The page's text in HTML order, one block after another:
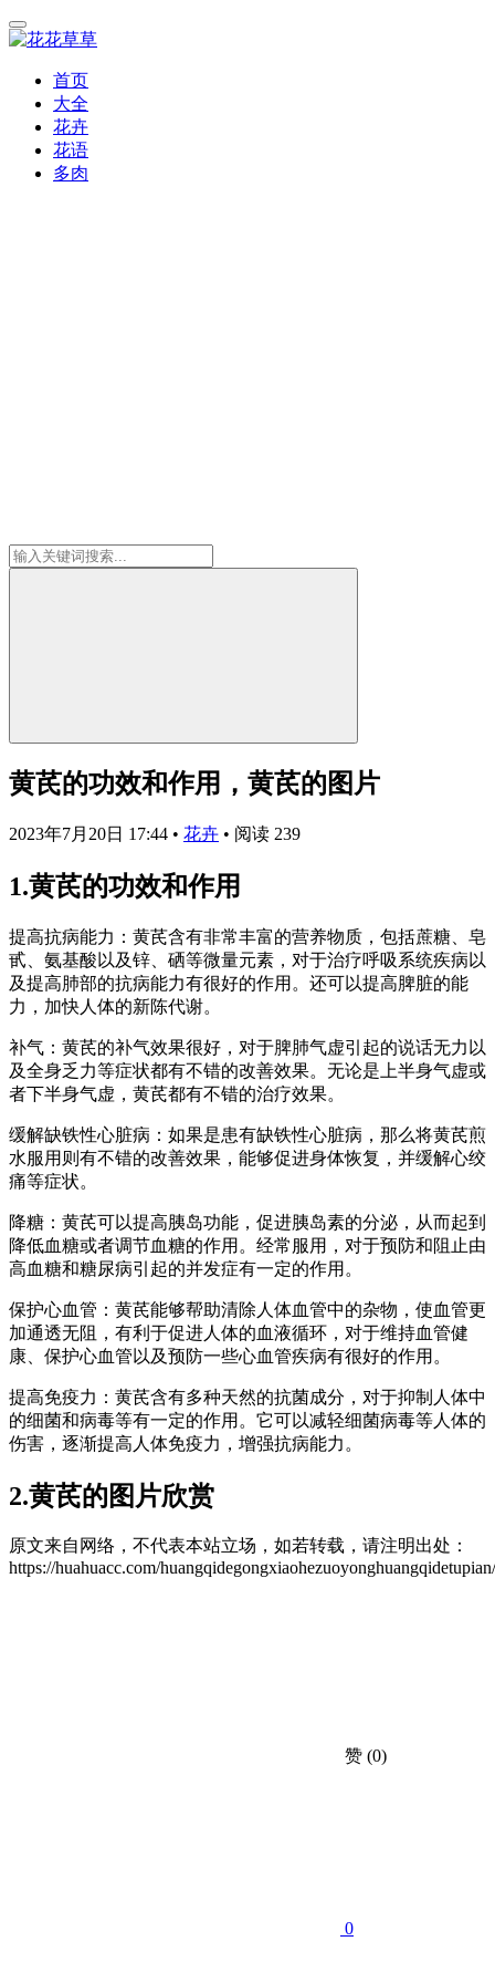
首页
大全
花卉
花语
多肉
黄芪的功效和作用，黄芪的图片
2023年7月20日 17:44 • 花卉 • 阅读 239
1.黄芪的功效和作用
提高抗病能力：黄芪含有非常丰富的营养物质，包括蔗糖、皂
甙、氨基酸以及锌、硒等微量元素，对于治疗呼吸系统疾病以
及提高肺部的抗病能力有很好的作用。还可以提高脾脏的能
力，加快人体的新陈代谢。
补气：黄芪的补气效果很好，对于脾肺气虚引起的说话无力以
及全身乏力等症状都有不错的改善效果。无论是上半身气虚或
者下半身气虚，黄芪都有不错的治疗效果。
缓解缺铁性心脏病：如果是患有缺铁性心脏病，那么将黄芪煎
水服用则有不错的改善效果，能够促进身体恢复，并缓解心绞
痛等症状。
降糖：黄芪可以提高胰岛功能，促进胰岛素的分泌，从而起到
降低血糖或者调节血糖的作用。经常服用，对于预防和阻止由
高血糖和糖尿病引起的并发症有一定的作用。
保护心血管：黄芪能够帮助清除人体血管中的杂物，使血管更
加通透无阻，有利于促进人体的血液循环，对于维持血管健
康、保护心血管以及预防一些心血管疾病有很好的作用。
提高免疫力：黄芪含有多种天然的抗菌成分，对于抑制人体中
的细菌和病毒等有一定的作用。它可以减轻细菌病毒等人体的
伤害，逐渐提高人体免疫力，增强抗病能力。
2.黄芪的图片欣赏
原文来自网络，不代表本站立场，如若转载，请注明出处：
https://huahuacc.com/huangqidegongxiaohezuoyonghuangqidetupian/
赞 (0)
0